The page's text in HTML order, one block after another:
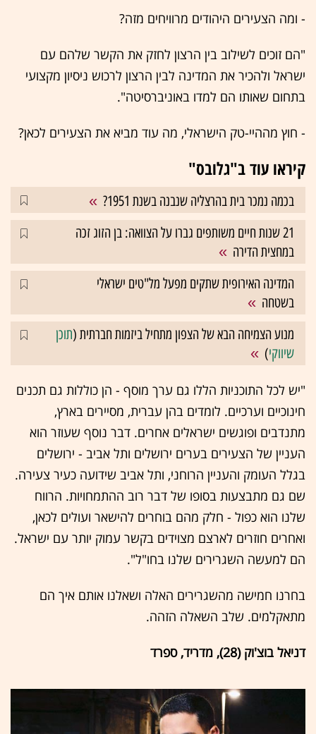
- ומה הצעירים היהודים מרוויחים מזה?
"הם זוכים לשילוב בין הרצון לחזק את הקשר שלהם עם
ישראל ולהכיר את המדינה לבין הרצון לרכוש ניסיון מקצועי
בתחום שאותו הם למדו באוניברסיטה".
- חוץ מההיי-טק הישראלי, מה עוד מביא את הצעירים לכאן?
קיראו עוד ב"גלובס"
בכמה נמכר בית בהרצליה שנבנה בשנת 1951?
21 שנות חיים משותפים גברו על הצוואה: בן הזוג זכה
במחצית הדירה
המדינה האירופית שתקים מפעל מל"טים ישראלי
בשטחה
מנוע הצמיחה הבא של הצפון מתחיל ביזמות חברתית (תוכן
שיווקי)
"יש לכל התוכניות הללו גם ערך מוסף - הן כוללות גם תכנים
חינוכיים וערכיים. לומדים בהן עברית, מסיירים בארץ,
מתנדבים ופוגשים ישראלים אחרים. דבר נוסף שעוזר הוא
העניין של הצעירים בערים ירושלים ותל אביב - ירושלים
בגלל העומק והעניין הרוחני, ותל אביב שידועה כעיר צעירה.
שם גם מתבצעות בסופו של דבר רוב ההתמחויות. הרווח
שלנו הוא כפול - חלק מהם בוחרים להישאר ועולים לכאן,
ואחרים חוזרים לארצם מצוידים בקשר עמוק יותר עם ישראל.
הם למעשה השגרירים שלנו בחו"ל".
בחרנו חמישה מהשגרירים האלה ושאלנו אותם איך הם
מתאקלמים. שלב השאלה הזהה.
דניאל בוצ'וק (28), מדריד, ספרד